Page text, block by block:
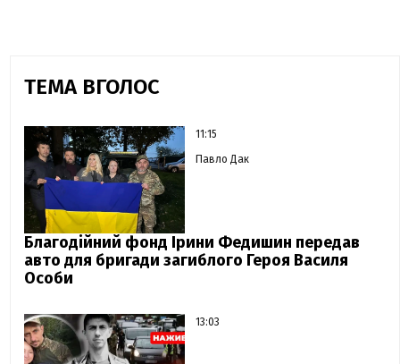
ТЕМА ВГОЛОС
11:15
Павло Дак
Благодійний фонд Ірини Федишин передав
авто для бригади загиблого Героя Василя
Особи
13:03